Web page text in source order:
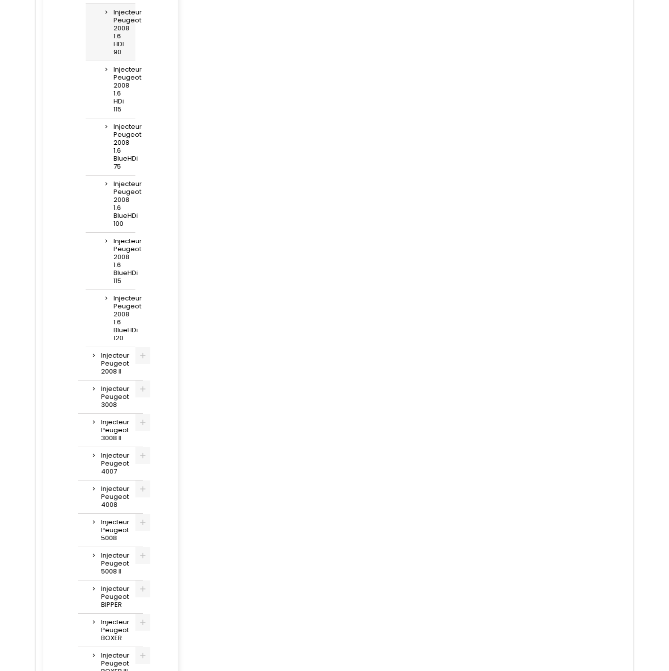
Injecteur
Peugeot
2008
1.6
HDI
90
Injecteur
Peugeot
2008
1.6
HDi
115
Injecteur
Peugeot
2008
1.6
BlueHDi
75
Injecteur
Peugeot
2008
1.6
BlueHDi
100
Injecteur
Peugeot
2008
1.6
BlueHDi
115
Injecteur
Peugeot
2008
1.6
BlueHDi
120
Injecteur
Peugeot
2008 II
Injecteur
Peugeot
3008
Injecteur
Peugeot
3008 II
Injecteur
Peugeot
4007
Injecteur
Peugeot
4008
Injecteur
Peugeot
5008
Injecteur
Peugeot
5008 II
Injecteur
Peugeot
BIPPER
Injecteur
Peugeot
BOXER
Injecteur
Peugeot